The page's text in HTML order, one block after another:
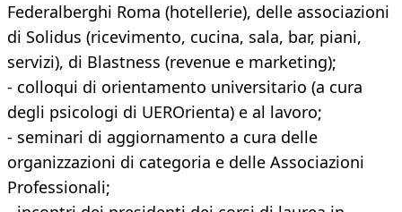
Federalberghi Roma (hotellerie), delle associazioni
di Solidus (ricevimento, cucina, sala, bar, piani,
servizi), di Blastness (revenue e marketing);
- colloqui di orientamento universitario (a cura
degli psicologi di UEROrienta) e al lavoro;
- seminari di aggiornamento a cura delle
organizzazioni di categoria e delle Associazioni
Professionali;